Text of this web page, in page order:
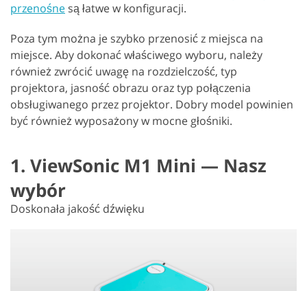
przenośne są łatwe w konfiguracji.
Poza tym można je szybko przenosić z miejsca na
miejsce. Aby dokonać właściwego wyboru, należy
również zwrócić uwagę na rozdzielczość, typ
projektora, jasność obrazu oraz typ połączenia
obsługiwanego przez projektor. Dobry model powinien
być również wyposażony w mocne głośniki.
1. ViewSonic M1 Mini — Nasz
wybór
Doskonała jakość dźwięku